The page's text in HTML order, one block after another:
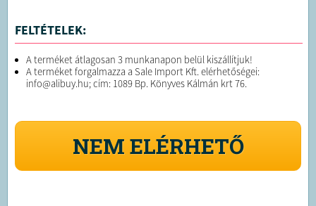
FELTÉTELEK:
A terméket átlagosan 3 munkanapon belül kiszállítjuk!
A terméket forgalmazza a Sale Import Kft. elérhetőségei:
info@alibuy.hu; cím: 1089 Bp. Könyves Kálmán krt 76.
NEM ELÉRHETŐ